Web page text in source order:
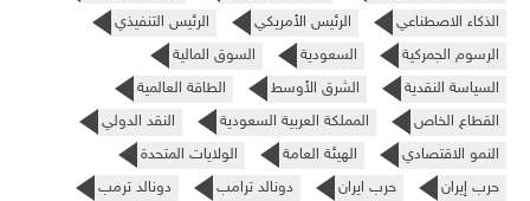
الذكاء الاصطناعي
الرئيس الأمريكي
الرئيس التنفيذي
الرسوم الجمركية
السعودية
السوق المالية
السياسة النقدية
الشرق الأوسط
الطاقة العالمية
القطاع الخاص
المملكة العربية السعودية
النقد الدولي
النمو الاقتصادي
الهيئة العامة
الولايات المتحدة
حرب إيران
حرب ايران دونالد ترامب
دونالد ترمب